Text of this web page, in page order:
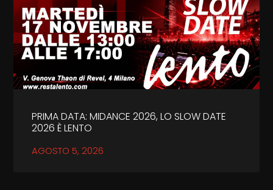
PRIMA DATA: MIDANCE 2026, LO SLOW DATE
2026 È LENTO
AGOSTO 5, 2026